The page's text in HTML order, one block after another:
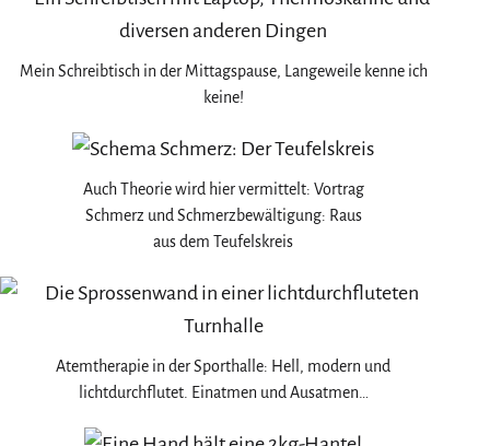
Mein Schreibtisch in der Mittagspause, Langeweile kenne ich
keine!
Auch Theorie wird hier vermittelt: Vortrag
Schmerz und Schmerzbewältigung: Raus
aus dem Teufelskreis
Atemtherapie in der Sporthalle: Hell, modern und
lichtdurchflutet. Einatmen und Ausatmen…